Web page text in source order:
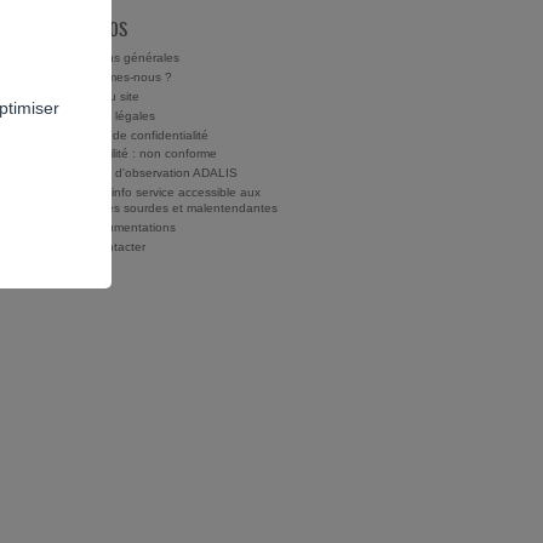
À PROPOS
Conditions générales
Qui sommes-nous ?
Charte du site
Mentions légales
Politique de confidentialité
Accessibilité : non conforme
Rapports d'observation ADALIS
Drogues info service accessible aux
personnes sourdes et malentendantes
Nos documentations
Nous contacter